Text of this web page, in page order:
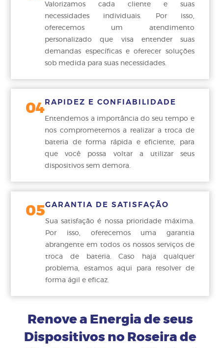
Valorizamos cada cliente e suas
necessidades individuais. Por isso,
oferecemos um atendimento
personalizado que visa entender suas
demandas específicas e oferecer soluções
sob medida para suas necessidades.
04 RAPIDEZ E CONFIABILIDADE
Entendemos a importância do seu tempo e
nos comprometemos a realizar a troca de
bateria de forma rápida e eficiente, para
que você possa voltar a utilizar seus
dispositivos sem demora.
05GARANTIA DE SATISFAÇÃO
Sua satisfação é nossa prioridade máxima.
Por isso, oferecemos uma garantia
abrangente em todos os nossos serviços de
troca de bateria. Caso haja qualquer
problema, estamos aqui para resolver de
forma ágil e eficaz.
Renove a Energia de seus
Dispositivos no Roseira de